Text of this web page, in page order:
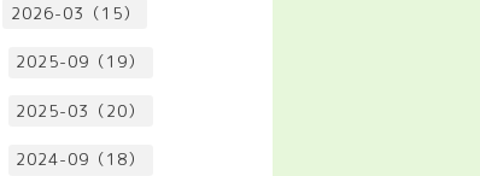
2026-03（15）
2025-09（19）
2025-03（20）
2024-09（18）